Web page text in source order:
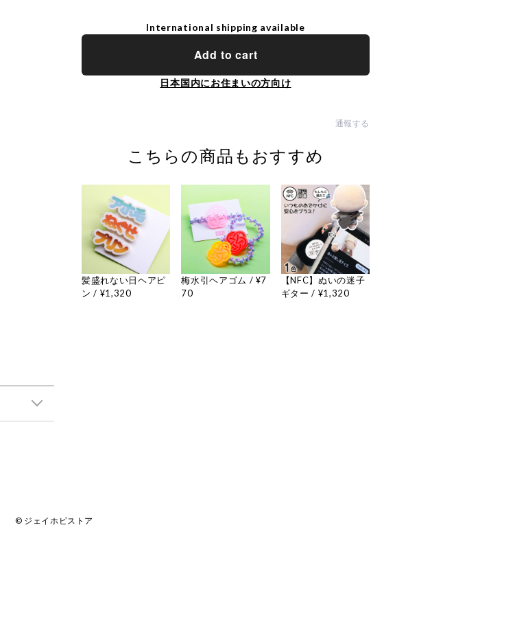
International shipping available
Add to cart
日本国内にお住まいの方向け
通報する
こちらの商品もおすすめ
髪盛れない日ヘアピ
ン / ¥1,320
梅水引ヘアゴム / ¥7
70
【NFC】ぬいの迷子
ギター / ¥1,320
© ジェイホビストア